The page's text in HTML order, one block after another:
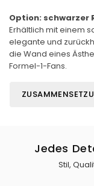
Option: schwarzer
Erhältlich mit einem
elegante und
die Wand eines
Formel-1-Fans.
Jedes
Stil,